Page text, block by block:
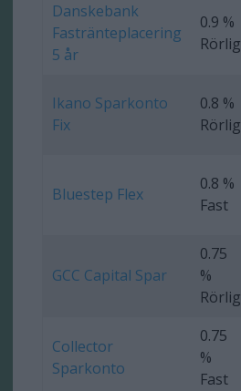
Danskebank
Fastränteplacering
5 år
0.9 %
Rörlig
Ikano Sparkonto
Fix
0.8 %
Rörlig
Bluestep Flex
0.8 %
Fast
GCC Capital Spar
0.75
%
Rörlig
Collector
Sparkonto
0.75
%
Fast